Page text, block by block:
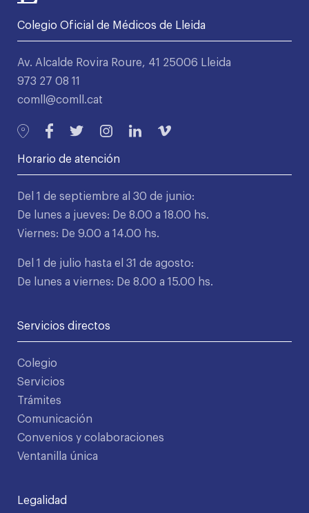
Colegio Oficial de Médicos de Lleida
Av. Alcalde Rovira Roure, 41 25006 Lleida
973 27 08 11
comll@comll.cat
Horario de atención
Del 1 de septiembre al 30 de junio:
De lunes a jueves: De 8.00 a 18.00 hs.
Viernes: De 9.00 a 14.00 hs.
Del 1 de julio hasta el 31 de agosto:
De lunes a viernes: De 8.00 a 15.00 hs.
Servicios directos
Colegio
Servicios
Trámites
Comunicación
Convenios y colaboraciones
Ventanilla única
Legalidad